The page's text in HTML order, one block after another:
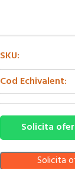
SKU:
Cod Echivalent:
Solicita
Solicita